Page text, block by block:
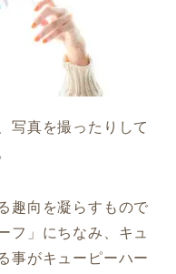
写真を撮ったりして
趣向を凝らすもので
フ」にちなみ、キュ
事がキューピーハー